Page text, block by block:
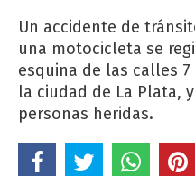
Un accidente de
una motocicleta se
esquina de las calles
la ciudad de La Plata,
personas heridas.